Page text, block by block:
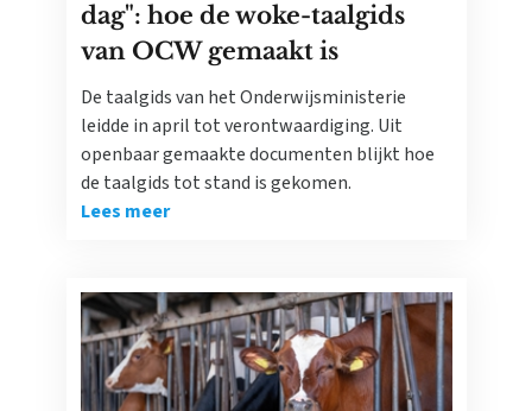
dag": hoe de woke-taalgids
van OCW gemaakt is
De taalgids van het Onderwijsministerie
leidde in april tot verontwaardiging. Uit
openbaar gemaakte documenten blijkt hoe
de taalgids tot stand is gekomen.
Lees meer